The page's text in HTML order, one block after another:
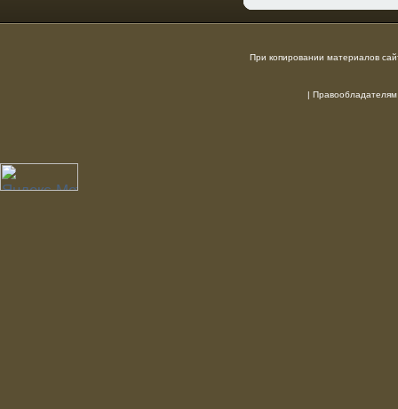
При копировании материалов
| Правообладателям